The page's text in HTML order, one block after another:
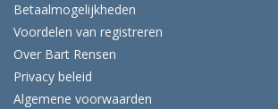
Betaalmogelijkheden
Voordelen van registreren
Over Bart Rensen
Privacy beleid
Algemene voorwaarden